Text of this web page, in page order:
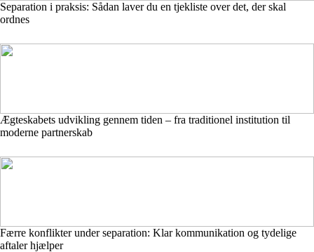
Separation i praksis: Sådan laver du en tjekliste over det, der skal
ordnes
Ægteskabets udvikling gennem tiden – fra traditionel institution til
moderne partnerskab
Færre konflikter under separation: Klar kommunikation og tydelige
aftaler hjælper